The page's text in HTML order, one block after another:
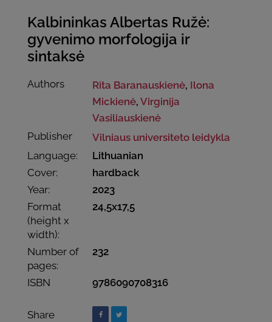
Kalbininkas Albertas Ružė:
gyvenimo morfologija ir
sintaksė
Authors Rita Baranauskienė, Ilona
Mickienė,Virginija
Vasiliauskienė
Publisher
Vilniaus universiteto leidykla
Language:
Lithuanian
Cover:
hardback
Year:
2023
Format
(height x
width):
24,5x17,5
Number of
pages:
232
ISBN 9786090708316
Share